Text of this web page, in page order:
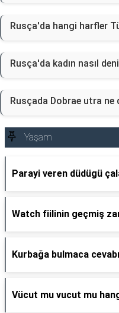
Rusça'da hangi harfler
Rusça'da kadın nasıl
Rusçada Dobrae utra ne
Yaşam
Parayi veren düdügü
Watch fiilinin geçmiş
Kurbağa bulmaca
Vücut mu vucut mu